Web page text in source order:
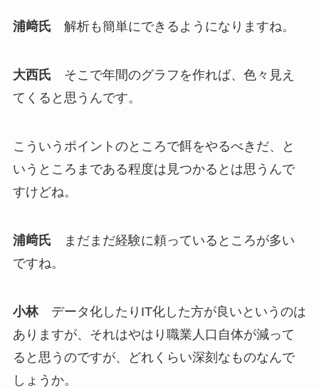
浦﨑氏 解析も簡単にできるようになりますね。
大西氏 そこで年間のグラフを作れば、色々見え
てくると思うんです。
こういうポイントのところで餌をやるべきだ、と
いうところまである程度は見つかるとは思うんで
すけどね。
浦﨑氏 まだまだ経験に頼っているところが多い
ですね。
小林データ化したりIT化した方が良いというのは
ありますが、それはやはり職業人口自体が減って
ると思うのですが、どれくらい深刻なものなんで
しょうか。